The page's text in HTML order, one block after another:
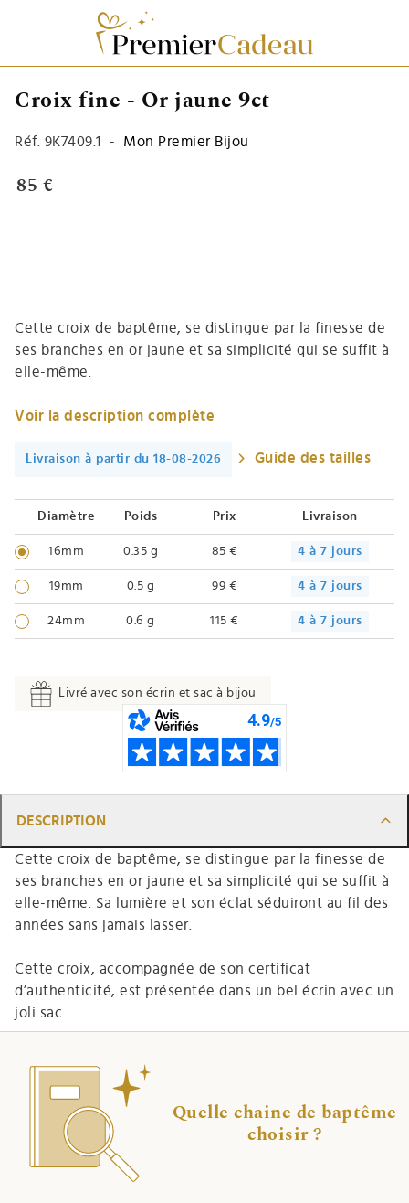
Croix fine - Or jaune 9ct
Réf. 9K7409.1 - Mon Premier Bijou
85 €
Cette croix de baptême, se distingue par la finesse de
ses branches en or jaune et sa simplicité qui se suffit à
elle-même.
Voir la description complète
Livraison à partir du 18-08-2026 Guide des tailles
Diamètre Poids Prix Livraison
16mm 0.35 g 85 € 4 à 7 jours
19mm 0.5 g 99 € 4 à 7 jours
24mm 0.6 g 115 € 4 à 7 jours
Livré avec son écrin et sac à bijou
DESCRIPTION
Cette croix de baptême, se distingue par la finesse de
ses branches en or jaune et sa simplicité qui se suffit à
elle-même. Sa lumière et son éclat séduiront au fil des
années sans jamais lasser.
Cette croix, accompagnée de son certificat
d’authenticité, est présentée dans un bel écrin avec un
joli sac.
Quelle chaine de baptême
choisir ?